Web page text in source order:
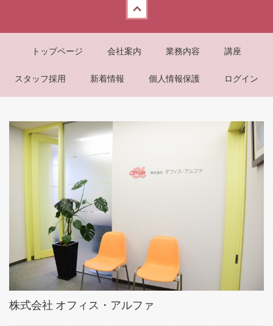
トップページ 会社案内 業務内容 講座
スタッフ採用 新着情報 個人情報保護 ログイン
株式会社 オフィス・アルファ